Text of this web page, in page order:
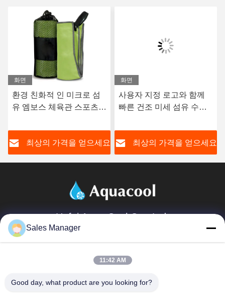
화면
환경 친화적 인 미크로 섬
유 엠보스 체육관 스포츠
최상의 가격을 얻으세요
화면
사용자 지정 로고와 함께
빠른 건조 미세 섬유 수레
최상의 가격을 얻으세요
Hefei Aqua Cool Co., Ltd.
00--86-13856986218
Sales Manager
11:42 AM
Good day, what product are you looking for?